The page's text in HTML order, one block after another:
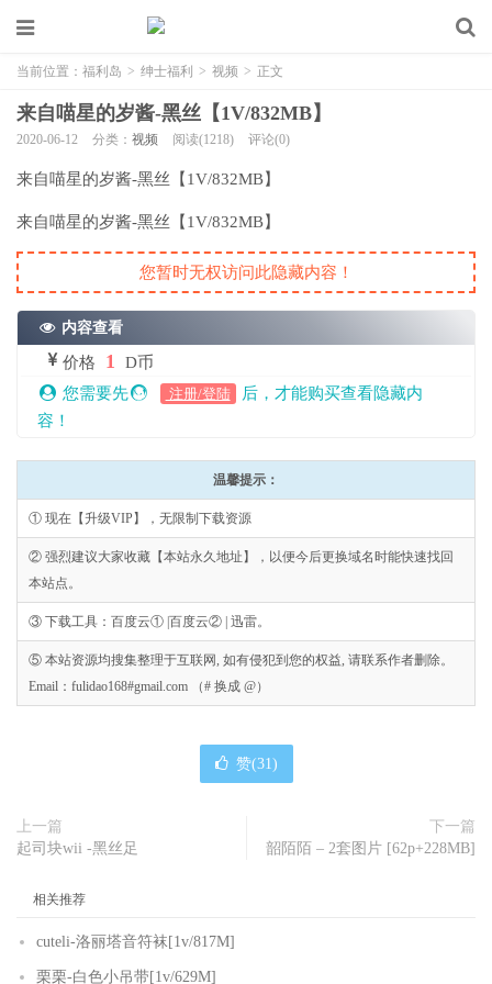
当前位置： 福利岛 > 绅士福利 > 视频 > 正文
来自喵星的岁酱-黑丝【1V/832MB】
2020-06-12 分类： 视频 阅读(1218) 评论(0)
来自喵星的岁酱-黑丝【1V/832MB】
来自喵星的岁酱-黑丝【1V/832MB】
您暂时无权访问此隐藏内容！
内容查看
价格 1
D币
您需要先
注册/登陆
后，才能购买查看隐藏内
容！
温馨提示：
① 现在【升级VIP】，无限制下载资源
② 强烈建议大家收藏【本站永久地址】，以便今后更换域名时能快速找回
本站点。
③ 下载工具：百度云① |百度云② | 迅雷。
⑤ 本站资源均搜集整理于互联网, 如有侵犯到您的权益, 请联系作者删除。
Email：fulidao168#gmail.com （# 换成 @）
赞(31)
上一篇
起司块wii -黑丝足
下一篇
韶陌陌 – 2套图片 [62p+228MB]
相关推荐
cuteli-洛丽塔音符袜[1v/817M]
栗栗-白色小吊带[1v/629M]